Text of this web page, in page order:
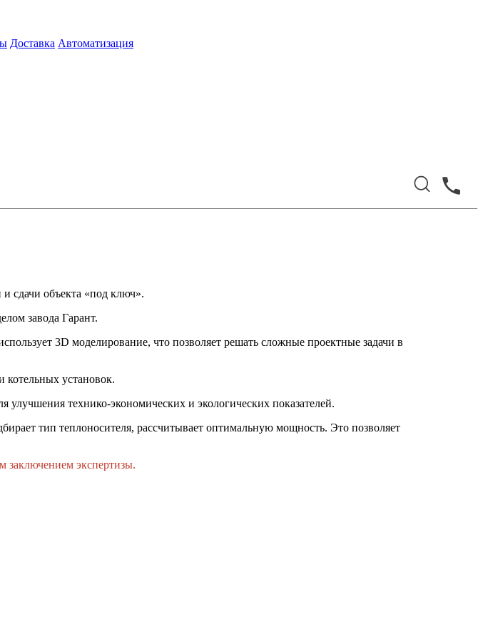
Доставка Автоматизация
сдачи объекта «под ключ».
завода Гарант.
3D моделирование, что позволяет решать сложные проектные задачи в
котельных установок.
технико-экономических и экологических показателей.
тип теплоносителя, рассчитывает оптимальную мощность. Это позволяет
заключением экспертизы.